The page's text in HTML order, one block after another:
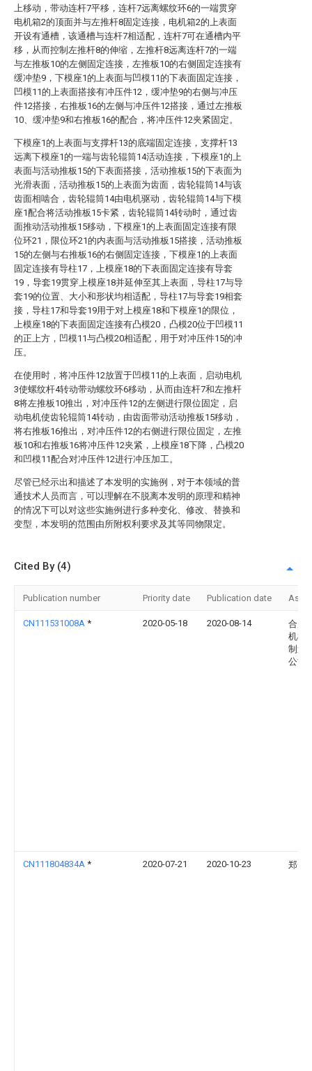
上移动，带动连杆7平移，连杆7远离螺纹环6的一端贯穿
电机箱2的顶面并与左推杆8固定连接，电机箱2的上表面
开设有通槽，该通槽与连杆7相适配，连杆7可在通槽内平
移，从而控制左推杆8的伸缩，左推杆8远离连杆7的一端
与左推板10的左侧固定连接，左推板10的右侧固定连接有
缓冲垫9，下模座1的上表面与凹模11的下表面固定连接，
凹模11的上表面搭接有冲压件12，缓冲垫9的右侧与冲压
件12搭接，右推板16的左侧与冲压件12搭接，通过左推板
10、缓冲垫9和右推板16的配合，将冲压件12夹紧固定。
下模座1的上表面与支撑杆13的底端固定连接，支撑杆13
远离下模座1的一端与齿轮辊筒14活动连接，下模座1的上
表面与活动推板15的下表面搭接，活动推板15的下表面为
光滑表面，活动推板15的上表面为齿面，齿轮辊筒14与该
齿面相啮合，齿轮辊筒14由电机驱动，齿轮辊筒14与下模
座1配合将活动推板15卡紧，齿轮辊筒14转动时，通过齿
面推动活动推板15移动，下模座1的上表面固定连接有限
位环21，限位环21的内表面与活动推板15搭接，活动推板
15的左侧与右推板16的右侧固定连接，下模座1的上表面
固定连接有导柱17，上模座18的下表面固定连接有导套
19，导套19贯穿上模座18并延伸至其上表面，导柱17与导
套19的位置、大小和形状均相适配，导柱17与导套19相套
接，导柱17和导套19用于对上模座18和下模座1的限位，
上模座18的下表面固定连接有凸模20，凸模20位于凹模11
的正上方，凹模11与凸模20相适配，用于对冲压件15的冲
压。
在使用时，将冲压件12放置于凹模11的上表面，启动电机
3使螺纹杆4转动带动螺纹环6移动，从而由连杆7和左推杆
8将左推板10推出，对冲压件12的左侧进行限位固定，启
动电机使齿轮辊筒14转动，由齿面带动活动推板15移动，
将右推板16推出，对冲压件12的右侧进行限位固定，左推
板10和右推板16将冲压件12夹紧，上模座18下降，凸模20
和凹模11配合对冲压件12进行冲压加工。
尽管已经示出和描述了本发明的实施例，对于本领域的普
通技术人员而言，可以理解在不脱离本发明的原理和精神
的情况下可以对这些实施例进行多种变化、修改、替换和
变型，本发明的范围由所附权利要求及其等同物限定。
Cited By (4)
Publication number Priority date Publication date
CN111531008A * 2020-05-18 2020-08-14
合肥
机械
制造
公司
CN111804834A * 2020-07-21 2020-10-23 郑云